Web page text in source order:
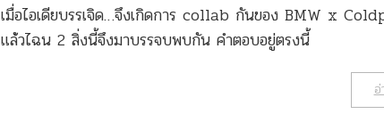
เมื่อไอเดียบรรเจิด…จึงเกิดการ collab กันของ BMW x
แล้วไฉน 2 สิ่งนี้จึงมาบรรจบพบกัน คำตอบอยู่ตรงนี้